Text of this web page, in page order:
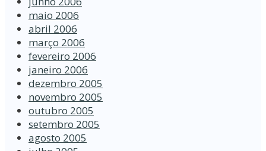
maio 2006
abril 2006
março 2006
fevereiro 2006
janeiro 2006
dezembro 2005
novembro 2005
outubro 2005
setembro 2005
agosto 2005